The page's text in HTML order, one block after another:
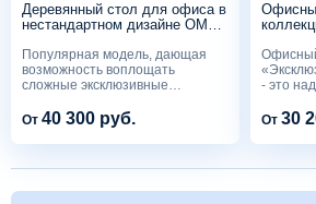
Деревянный стол для офиса в
нестандартном дизайне OM
Популярная модель, дающая
возможность воплощать
сложные эксклюзивные
От 40 300 руб.
- это
От 30